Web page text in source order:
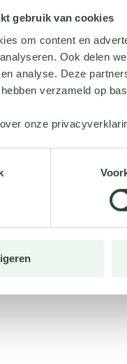
gebruik van cookies
om content en
Ook delen
analyse. Deze
verzameld op
onze